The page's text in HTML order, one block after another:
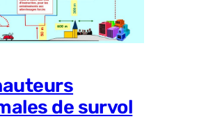
de survol